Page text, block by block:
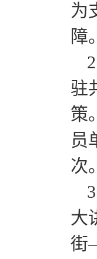
为
障。
驻
策
员
次。
大
街